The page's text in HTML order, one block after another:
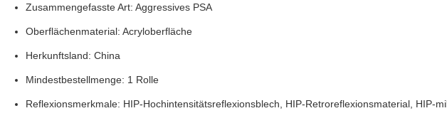
Zusammengefasste Art: Aggressives PSA
Oberflächenmaterial: Acryloberfläche
Herkunftsland: China
Mindestbestellmenge: 1 Rolle
Reflexionsmerkmale: HIP-Hochintensitätsreflexionsblech, HIP-Retroreflexionsmaterial, HIP-